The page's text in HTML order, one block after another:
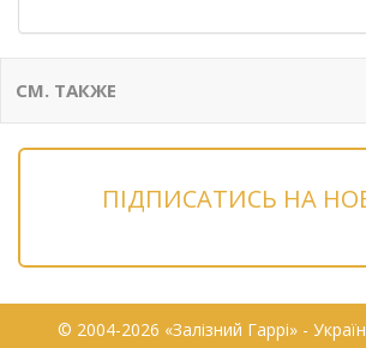
СМ. ТАКЖЕ
ПІДПИСАТИСЬ НА
© 2004-2026 «Залізний Гаррі» -